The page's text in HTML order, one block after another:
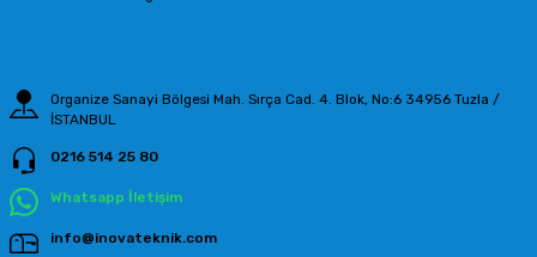
Organize Sanayi Bölgesi Mah. Sırça Cad. 4. Blok, No:6 34956 Tuzla /
İSTANBUL
0216 514 25 80
Whatsapp İletişim
info@inovateknik.com